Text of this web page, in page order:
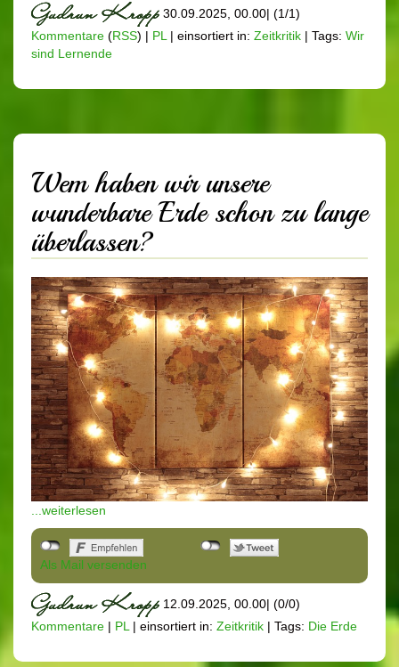
30.09.2025, 00.00| (1/1)
Kommentare (RSS) | PL | einsortiert in: Zeitkritik | Tags: Wir
sind Lernende
Wem haben wir unsere
wunderbare Erde schon zu lange
überlassen?
...weiterlesen
Als Mail versenden
12.09.2025, 00.00| (0/0)
Kommentare | PL| einsortiert in: Zeitkritik | Tags: Die Erde